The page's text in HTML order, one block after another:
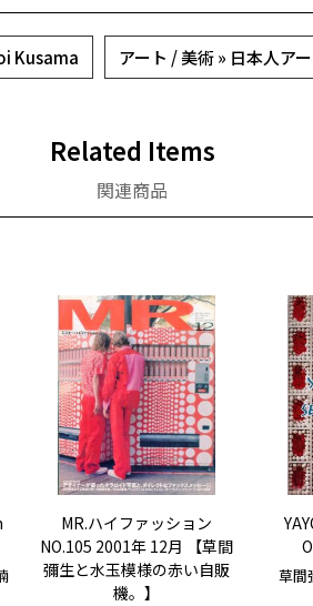
Kusama アート / 美術 » 日本人ア
Related Items
関連商品
MR.ハイファッション
NO.105 2001年 12月 【草間
彌生と水玉模様の赤い自販
機。】
草間